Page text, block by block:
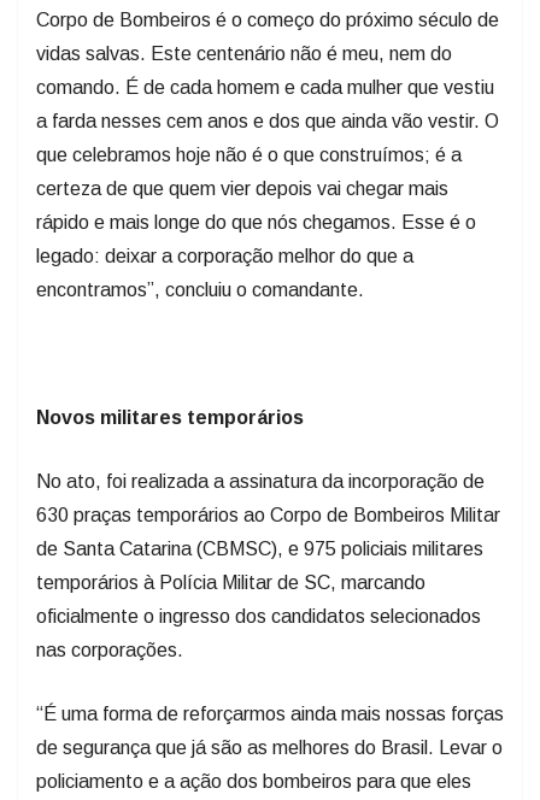
Corpo de Bombeiros é o começo do próximo século de
vidas salvas. Este centenário não é meu, nem do
comando. É de cada homem e cada mulher que vestiu
a farda nesses cem anos e dos que ainda vão vestir. O
que celebramos hoje não é o que construímos; é a
certeza de que quem vier depois vai chegar mais
rápido e mais longe do que nós chegamos. Esse é o
legado: deixar a corporação melhor do que a
encontramos”, concluiu o comandante.
Novos militares temporários
No ato, foi realizada a assinatura da incorporação de
630 praças temporários ao Corpo de Bombeiros Militar
de Santa Catarina (CBMSC), e 975 policiais militares
temporários à Polícia Militar de SC, marcando
oficialmente o ingresso dos candidatos selecionados
nas corporações.
“É uma forma de reforçarmos ainda mais nossas forças
de segurança que já são as melhores do Brasil. Levar o
policiamento e a ação dos bombeiros para que eles